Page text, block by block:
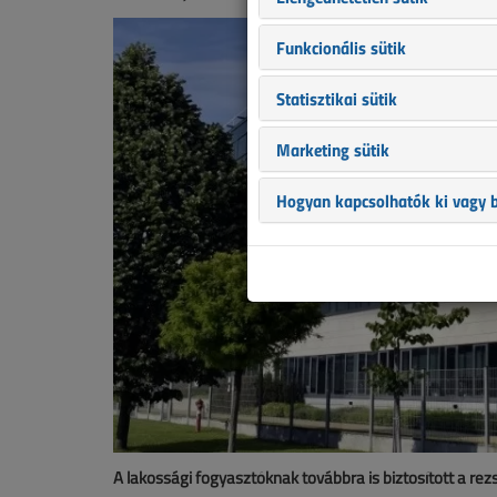
A lakossági fogyasztóknak továbbra is biztosított a
Funkcionális sütik
Statisztikai sütik
Marketing sütik
Hogyan kapcsolhatók ki vagy